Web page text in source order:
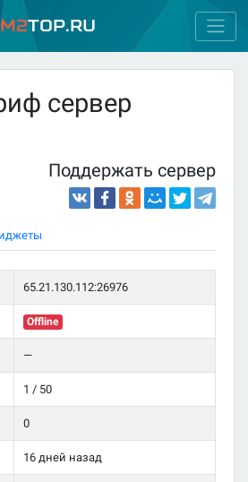
M2Top.ru
сервер
Поддержать сервер
65.21.130.112:26976
Offline
—
1 / 50
0
16 дней назад